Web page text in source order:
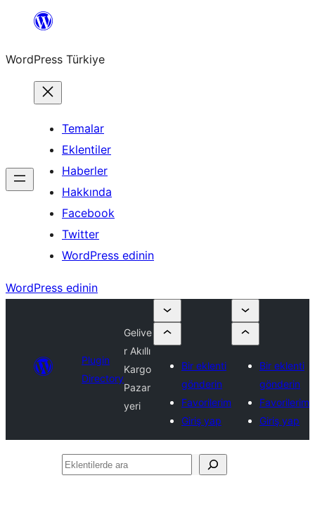
İçeriğe
WordPress Türkiye
Temalar
Eklentiler
Haberler
Hakkında
Facebook
Twitter
WordPress edinin
WordPress edinin
Plugin
Directory
Gelive
r Akıllı
Kargo
Pazar
yeri
Bir eklenti
gönderin
Favorilerim
Giriş yap
Bir eklenti
gönderin
Favorilerim
Giriş yap
Eklentilerde